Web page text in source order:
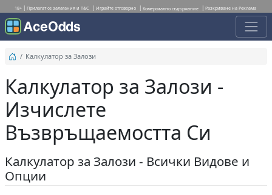
18+ Прилагат се залагания и T&C Играйте отговорно Комерсиално съдържание Разкриване на Реклама
Калкулатор за Залози
Калкулатор за Залози -
Изчислете
Възвръщаемостта Си
Калкулатор за Залози - Всички Видове и
Опции